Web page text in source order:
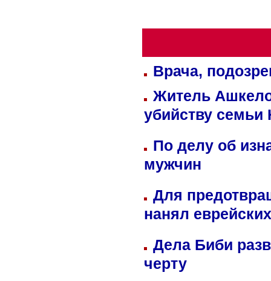
Врача,
Житель
убийству семьи
По делу об
мужчин
Для
нанял
Дела Биби
черту